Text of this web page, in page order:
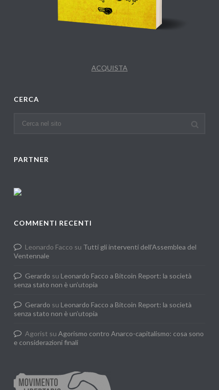
ACQUISTA
CERCA
PARTNER
COMMENTI RECENTI
Leonardo Facco su Tutti gli interventi dell’Assemblea del
Ventennale
Gerardo su Leonardo Facco a Bitcoin Report: la società
senza stato non è un’utopia
Gerardo su Leonardo Facco a Bitcoin Report: la società
senza stato non è un’utopia
Agorist suAgorismo contro Anarco-capitalismo: cosa sono
e considerazioni finali